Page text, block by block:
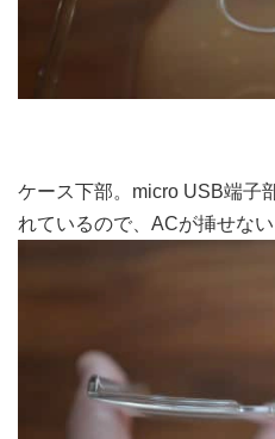
ケース下部。micro USB端子
れているので、ACが挿せな